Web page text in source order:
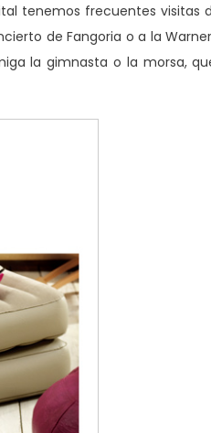
tenemos frecuentes visitas
de Fangoria o a la
la gimnasta o la morsa,